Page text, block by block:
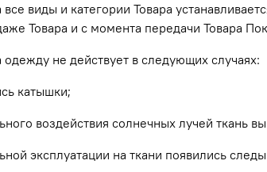
все виды и категории Товара
Товара и с момента передачи Товара
одежду не действует в следующих случаях:
катышки;
воздействия солнечных лучей ткань
эксплуатации на ткани появились